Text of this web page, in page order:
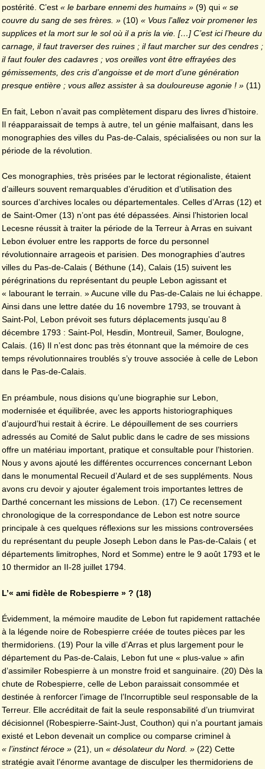
postérité. C’est « le barbare ennemi des humains » (9) qui « se
couvre du sang de ses frères. » (10) « Vous l’allez voir promener les
supplices et la mort sur le sol où il a pris la vie. […] C’est ici l’heure du
carnage, il faut traverser des ruines ; il faut marcher sur des cendres ;
il faut fouler des cadavres ; vos oreilles vont être effrayées des
gémissements, des cris d’angoisse et de mort d’une génération
presque entière ; vous allez assister à sa douloureuse agonie ! » (11)
En fait, Lebon n’avait pas complètement disparu des livres d’histoire.
Il réapparaissait de temps à autre, tel un génie malfaisant, dans les
monographies des villes du Pas-de-Calais, spécialisées ou non sur la
période de la révolution.
Ces monographies, très prisées par le lectorat régionaliste, étaient
d’ailleurs souvent remarquables d’érudition et d’utilisation des
sources d’archives locales ou départementales. Celles d’Arras (12) et
de Saint-Omer (13) n’ont pas été dépassées. Ainsi l’historien local
Lecesne réussit à traiter la période de la Terreur à Arras en suivant
Lebon évoluer entre les rapports de force du personnel
révolutionnaire arrageois et parisien. Des monographies d’autres
villes du Pas-de-Calais ( Béthune (14), Calais (15) suivent les
pérégrinations du représentant du peuple Lebon agissant et
« labourant le terrain. » Aucune ville du Pas-de-Calais ne lui échappe.
Ainsi dans une lettre datée du 16 novembre 1793, se trouvant à
Saint-Pol, Lebon prévoit ses futurs déplacements jusqu’au 8
décembre 1793 : Saint-Pol, Hesdin, Montreuil, Samer, Boulogne,
Calais. (16) Il n’est donc pas très étonnant que la mémoire de ces
temps révolutionnaires troublés s’y trouve associée à celle de Lebon
dans le Pas-de-Calais.
En préambule, nous disions qu’une biographie sur Lebon,
modernisée et équilibrée, avec les apports historiographiques
d’aujourd’hui restait à écrire. Le dépouillement de ses courriers
adressés au Comité de Salut public dans le cadre de ses missions
offre un matériau important, pratique et consultable pour l’historien.
Nous y avons ajouté les différentes occurrences concernant Lebon
dans le monumental Recueil d’Aulard et de ses suppléments. Nous
avons cru devoir y ajouter également trois importantes lettres de
Darthé concernant les missions de Lebon. (17) Ce recensement
chronologique de la correspondance de Lebon est notre source
principale à ces quelques réflexions sur les missions controversées
du représentant du peuple Joseph Lebon dans le Pas-de-Calais ( et
départements limitrophes, Nord et Somme) entre le 9 août 1793 et le
10 thermidor an II-28 juillet 1794.
L’« ami fidèle de Robespierre » ? (18)
Évidemment, la mémoire maudite de Lebon fut rapidement rattachée
à la légende noire de Robespierre créée de toutes pièces par les
thermidoriens. (19) Pour la ville d’Arras et plus largement pour le
département du Pas-de-Calais, Lebon fut une « plus-value » afin
d’assimiler Robespierre à un monstre froid et sanguinaire. (20) Dès la
chute de Robespierre, celle de Lebon paraissait consommée et
destinée à renforcer l’image de l’Incorruptible seul responsable de la
Terreur. Elle accréditait de fait la seule responsabilité d’un triumvirat
décisionnel (Robespierre-Saint-Just, Couthon) qui n’a pourtant jamais
existé et Lebon devenait un complice ou comparse criminel à
« l’instinct féroce » (21), un « désolateur du Nord. » (22) Cette
stratégie avait l’énorme avantage de disculper les thermidoriens de